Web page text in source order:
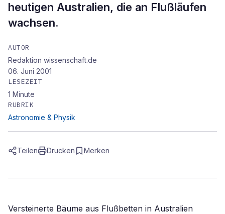
heutigen Australien, die an Flußläufen
wachsen.
AUTOR
Redaktion wissenschaft.de
06. Juni 2001
LESEZEIT
1 Minute
RUBRIK
Astronomie & Physik
Teilen Drucken Merken
Versteinerte Bäume aus Flußbetten in Australien